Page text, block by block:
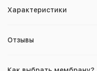
Характеристики
Отзывы